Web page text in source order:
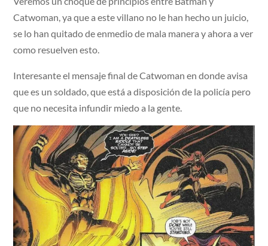
Catwoman, ya que a este villano no le han hecho un juicio,
se lo han quitado de enmedio de mala manera y ahora a ver
como resuelven esto.
Interesante el mensaje final de Catwoman en donde avisa
que es un soldado, que está a disposición de la policía pero
que no necesita infundir miedo a la gente.